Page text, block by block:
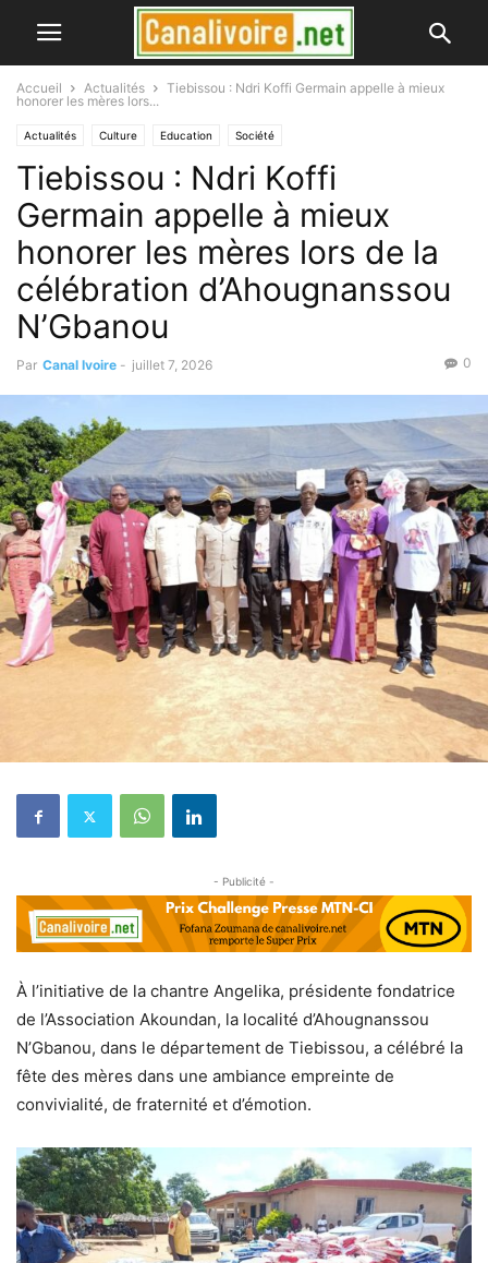
Accueil Actualités
Tiebissou : Ndri Koffi Germain appelle à mieux
honorer les mères lors...
Actualités Culture Education Société
Tiebissou : Ndri Koffi
Germain appelle à mieux
honorer les mères lors de la
célébration d’Ahougnanssou
N’Gbanou
Par Canal Ivoire - juillet 7, 2026 0
- Publicité -
À l’initiative de la chantre Angelika, présidente fondatrice
de l’Association Akoundan, la localité d’Ahougnanssou
N’Gbanou, dans le département de Tiebissou, a célébré la
fête des mères dans une ambiance empreinte de
convivialité, de fraternité et d’émotion.